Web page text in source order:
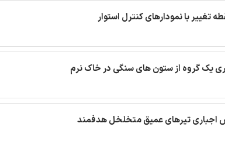
با نمودارهای کنترل استوار
یک گروه از ستون های سنگی در خاک نرم
اجباری تیرهای عمیق متخلخل هدفمند